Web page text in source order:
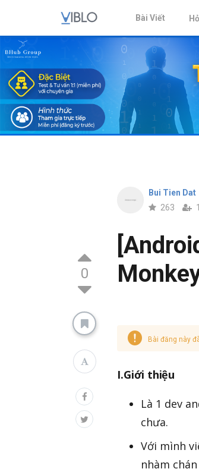
Bài Viết
0
Bui Tien Dat
263
Bài đăng này
I.Giới thiệu
Là 1 dev
chưa.
Với mình
nhàm